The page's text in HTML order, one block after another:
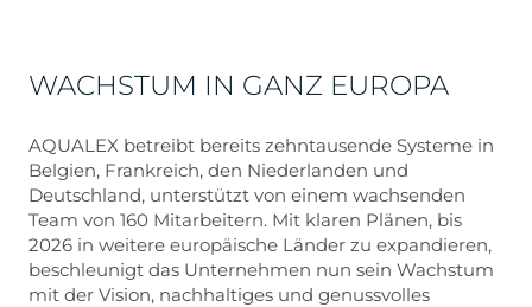
WACHSTUM IN GANZ EUROPA
AQUALEX betreibt bereits zehntausende Systeme in
Belgien, Frankreich, den Niederlanden und
Deutschland, unterstützt von einem wachsenden
Team von 160 Mitarbeitern. Mit klaren Plänen, bis
2026 in weitere europäische Länder zu expandieren,
beschleunigt das Unternehmen nun sein Wachstum
mit der Vision, nachhaltiges und genussvolles